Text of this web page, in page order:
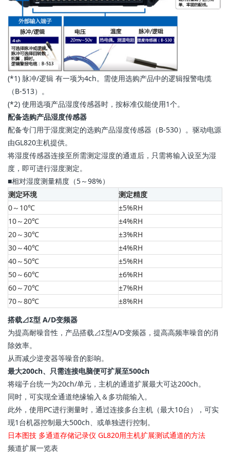
(*1) 脉冲/逻辑 有一项为4ch。需使用选购产品中的逻辑报警电缆
（B-513）。
(*2) 使用选项产品湿度传感器时，按标准仅能使用1个。
配备选购产品湿度传感器
配备专门用于湿度测定的选购产品湿度传感器（B-530）。驱动电源
由GL820主机提供。
将湿度传感器连接至所需测定湿度的通道后，只需将输入设至为湿
度，即可进行湿度测定。
■相对湿度测量精度（5～98%）
测定环境
测定精度
0～10℃
±5%RH
10～20℃
±4%RH
20～30℃
±3%RH
30～40℃
±4%RH
40～50℃
±5%RH
50～60℃
±6%RH
60～70℃
±7%RH
70～80℃
±8%RH
搭载⊿Σ型 A/D变频器
为提高耐噪音性，产品搭载⊿Σ型A/D变频器，提高高频率噪音的消
除效率。
从而减少逆变器等噪音的影响。
最大200ch、只需连接电脑便可扩展至500ch
将端子台统一为20ch/单元，主机的通道扩展最大可达200ch。
同时，可实现全通道绝缘输入＆多功能输入。
此外，使用PC进行测量时，通过连接多台主机（最大10台），可实
现1台机器控制最大500ch、或单独进行控制。
日本图技 多通道存储记录仪 GL820用主机扩展测试通道的方法
频道扩展一览表